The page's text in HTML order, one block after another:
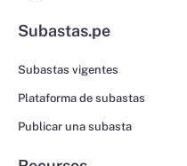
Subastas.pe
Subastas vigentes
Plataforma de subastas
Publicar una subasta